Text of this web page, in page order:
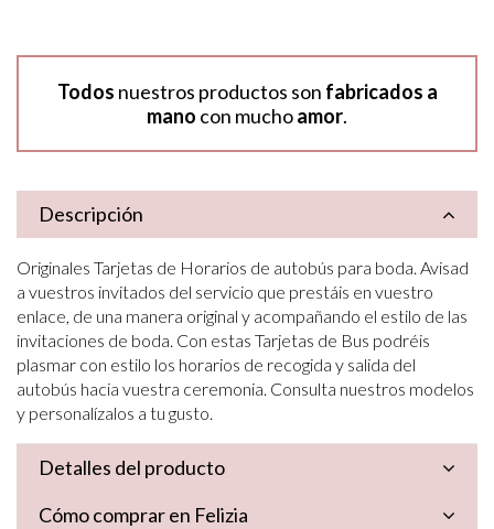
Todos nuestros productos son fabricados a
mano con muchoamor.
Descripción
Originales Tarjetas de Horarios de autobús para boda. Avisad
a vuestros invitados del servicio que prestáis en vuestro
enlace, de una manera original y acompañando el estilo de las
invitaciones de boda. Con estas Tarjetas de Bus podréis
plasmar con estilo los horarios de recogida y salida del
autobús hacia vuestra ceremonia. Consulta nuestros modelos
y personalízalos a tu gusto.
Detalles del producto
Cómo comprar en Felizia